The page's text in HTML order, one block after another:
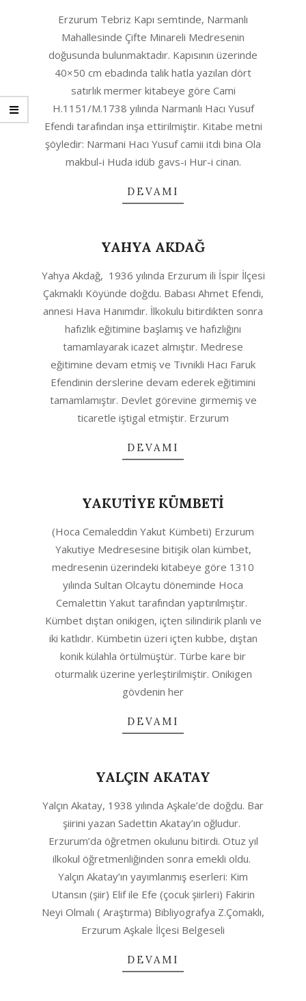
Erzurum Tebriz Kapı semtinde, Narmanlı
Mahallesinde Çifte Minareli Medresenin
doğusunda bulunmaktadır. Kapısının üzerinde
40×50 cm ebadında talik hatla yazılan dört
satırlık mermer kitabeye göre Cami
H.1151/M.1738 yılında Narmanlı Hacı Yusuf
Efendi tarafından inşa ettirilmiştir. Kitabe metni
şöyledir: Narmani Hacı Yusuf camii itdi bina Ola
makbul-i Huda idüb gavs-ı Hur-i cinan.
DEVAMI
YAHYA AKDAĞ
04-
23
Yahya Akdağ, 1936 yılında Erzurum ili İspir İlçesi
Çakmaklı Köyünde doğdu. Babası Ahmet Efendi,
annesi Hava Hanımdır. İlkokulu bitirdikten sonra
hafızlık eğitimine başlamış ve hafızlığını
tamamlayarak icazet almıştır. Medrese
eğitimine devam etmiş ve Tivnikli Hacı Faruk
Efendinin derslerine devam ederek eğitimini
tamamlamıştır. Devlet görevine girmemiş ve
ticaretle iştigal etmiştir. Erzurum
DEVAMI
YAKUTİYE KÜMBETİ
04-(Hoca Cemaleddin Yakut Kümbeti) Erzurum
Yakutiye Medresesine bitişik olan kümbet,
medresenin üzerindeki kitabeye göre 1310
yılında Sultan Olcaytu döneminde Hoca
Cemalettin Yakut tarafından yaptırılmıştır.
Kümbet dıştan onikigen, içten silindirik planlı ve
iki katlıdır. Kümbetin üzeri içten kubbe, dıştan
konik külahla örtülmüştür. Türbe kare bir
oturmalık üzerine yerleştirilmiştir. Onikigen
gövdenin her
DEVAMI
YALÇIN AKATAY
04-
Yalçın Akatay, 1938 yılında Aşkale’de doğdu. Bar
şiirini yazan Sadettin Akatay’ın oğludur.
Erzurum’da öğretmen okulunu bitirdi. Otuz yıl
ilkokul öğretmenliğinden sonra emekli oldu.
Yalçın Akatay’ın yayımlanmış eserleri: Kim
Utansın (şiir) Elif ile Efe (çocuk şiirleri) Fakirin
Neyi Olmalı ( Araştırma) Bibliyografya Z.Çomaklı,
Erzurum Aşkale İlçesi Belgeseli
DEVAMI